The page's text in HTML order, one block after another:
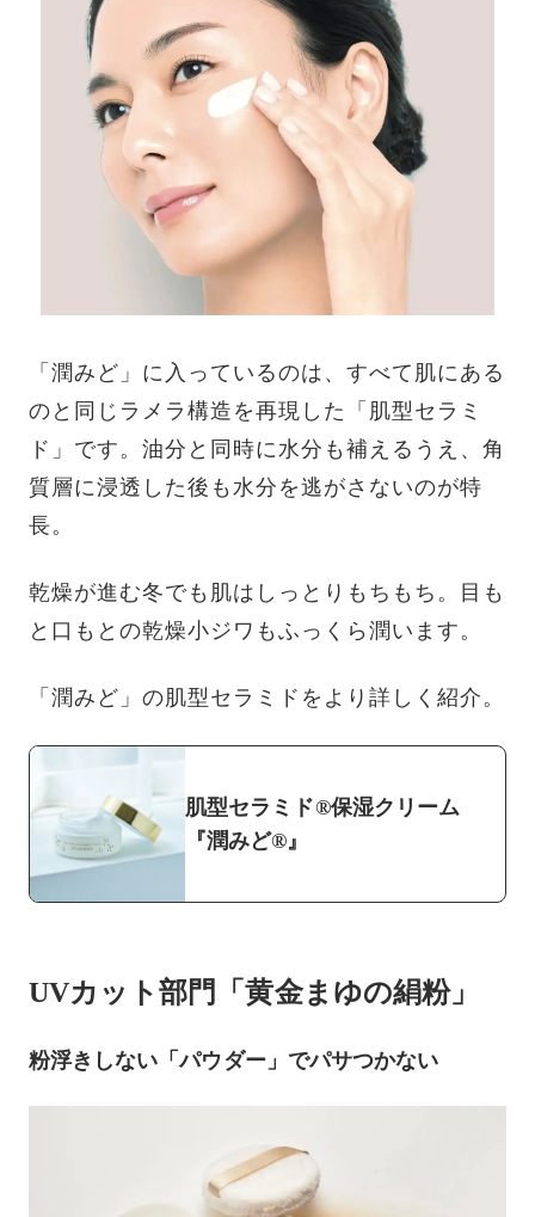
「潤みど」に入っているのは、すべて肌にある
のと同じラメラ構造を再現した「肌型セラミ
ド」です。油分と同時に水分も補えるうえ、角
質層に浸透した後も水分を逃がさないのが特
長。
乾燥が進む冬でも肌はしっとりもちもち。目も
と口もとの乾燥小ジワもふっくら潤います。
「潤みど」の肌型セラミドをより詳しく紹介。
肌型セラミド®保湿クリーム
『潤みど®』
UVカット部門「黄金まゆの絹粉」
粉浮きしない「パウダー」でパサつかない